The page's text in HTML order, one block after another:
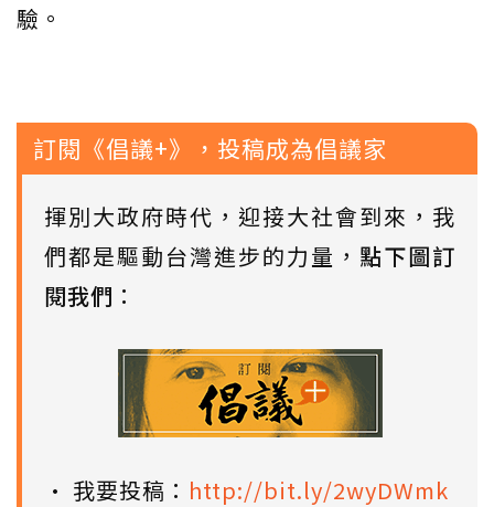
驗。
訂閱《倡議+》，投稿成為倡議家
揮別大政府時代，迎接大社會到來，我
們都是驅動台灣進步的力量， 點下圖訂
閱我們 ：
• 我要投稿： http://bit.ly/2wyDWmk